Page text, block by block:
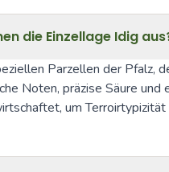
die Einzellage Idig
Parzellen der Pfalz,
Noten, präzise Säure
um Terroirtypizität